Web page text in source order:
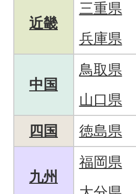
近畿
三重県
兵庫県
中国
鳥取県
山口県
四国
徳島県
九州
福岡県